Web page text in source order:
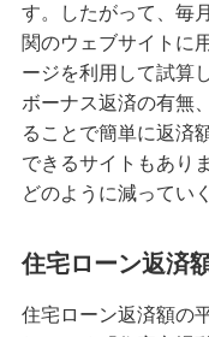
す。したがって、毎
関のウェブサイトに
ージを利用して試算
ボーナス返済の有無
ることで簡単に返済
できるサイトもあり
どのように減ってい
住宅ローン返済
住宅ローン返済額の